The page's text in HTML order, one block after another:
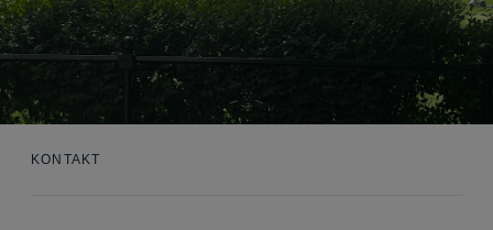
KONTAKT